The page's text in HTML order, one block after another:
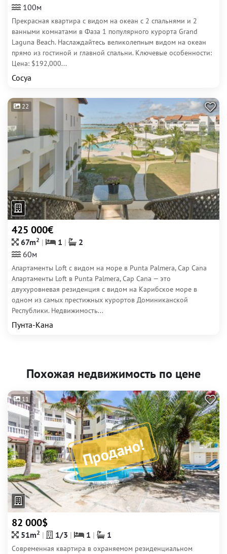
100м
Прекрасная квартира с видом на океан с 2 спальнями и 2
ванными комнатами в Фаза 1 популярного курорта Grand
Laguna Beach. Наслаждайтесь великолепным видом на океан
прямо из гостиной и главной спальни. Ключевые особенности:
Цена: $192,000...
Сосуа
22
425 000€
67m2 1
2
60м
Апартаменты Loft с видом на море в Punta Palmera, Cap Cana
Апартаменты Loft в Punta Palmera, Cap Cana — это
двухуровневая резиденция с видом на Карибское море в
одном из самых престижных курортов Доминиканской
Республики. Недвижимость...
Пунта-Кана
Похожая недвижимость по цене
Продано!
11
82 000$
51m2 1/3 1 1
Современная квартира в охраняемом резиденциальном